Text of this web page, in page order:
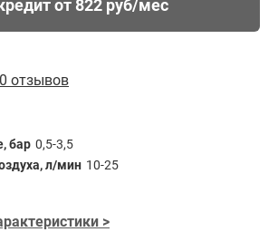
от 822 руб/мес
0 отзывов
бар 0,5-3,5
л/мин 10-25
>